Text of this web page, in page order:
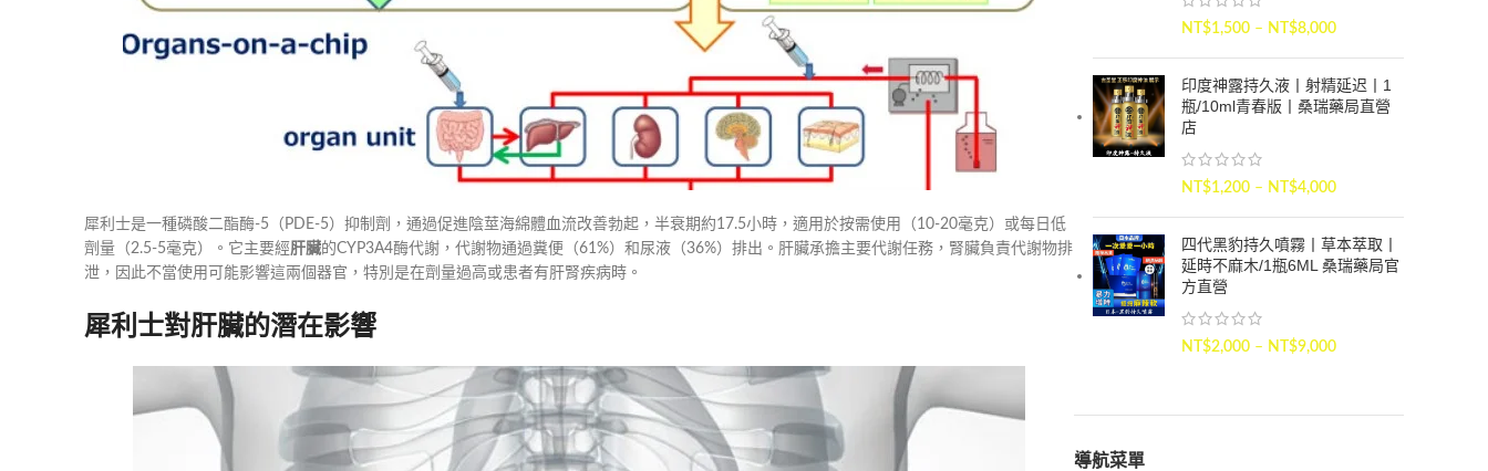
犀利士是一種磷酸二酯酶-5（PDE-5）抑制劑，通過促進陰莖海綿體血流改善勃起，半衰期約17.5小時，適用於按需使用（10-20毫克）或每日低
劑量（2.5-5毫克）。它主要經肝臟的CYP3A4酶代謝，代謝物通過糞便（61%）和尿液（36%）排出。肝臟承擔主要代謝任務，腎臟負責代謝物排
泄，因此不當使用可能影響這兩個器官，特別是在劑量過高或患者有肝腎疾病時。
犀利士對肝臟的潛在影響
NT$1,500 – NT$8,000
印度神露持久液丨射精延迟丨1
瓶/10ml青春版丨桑瑞藥局直營
店
NT$1,200 – NT$4,000
四代黑豹持久噴霧丨草本萃取丨
延時不麻木/1瓶6ML 桑瑞藥局官
方直營
NT$2,000 – NT$9,000
導航菜單